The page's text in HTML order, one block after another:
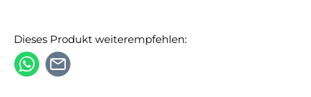
Dieses Produkt weiterempfehlen: